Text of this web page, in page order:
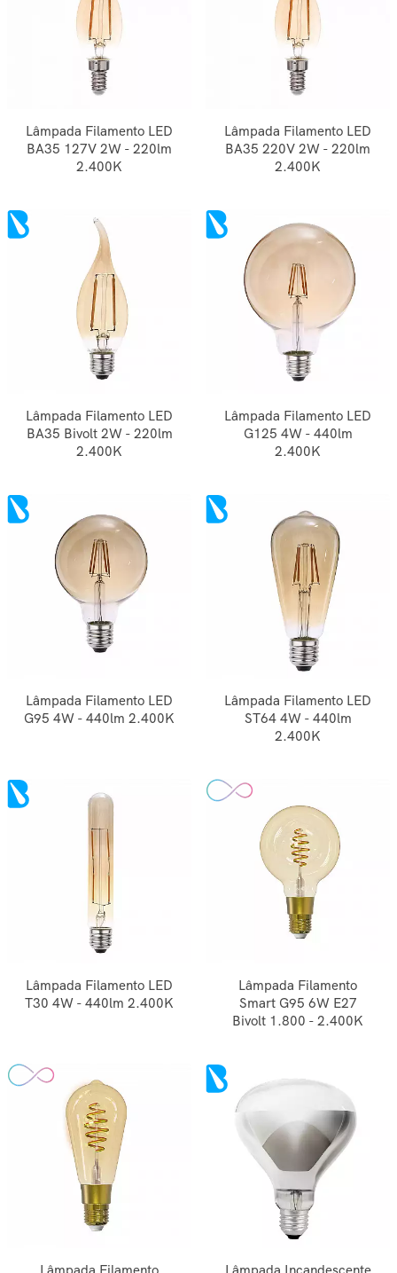
Lâmpada Filamento LED
BA35 127V 2W - 220lm
2.400K
Lâmpada Filamento LED
BA35 220V 2W - 220lm
2.400K
Lâmpada Filamento LED
BA35 Bivolt 2W - 220lm
2.400K
Lâmpada Filamento LED
G125 4W - 440lm
2.400K
Lâmpada Filamento LED
G95 4W - 440lm 2.400K
Lâmpada Filamento LED
ST64 4W - 440lm
2.400K
Lâmpada Filamento LED
T30 4W - 440lm 2.400K
Lâmpada Filamento
Smart G95 6W E27
Bivolt 1.800 - 2.400K